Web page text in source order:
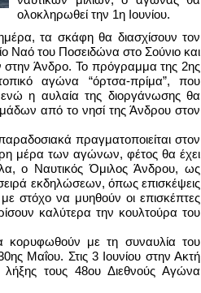
ολοκληρωθεί την 1η Ιουνίου.
τα σκάφη θα διασχίσουν τον
του Ποσειδώνα στο Σούνιο και
Άνδρο. Το πρόγραμμα της 2ης
αγώνα “όρτσα-πρίμα”, που
η αυλαία της διοργάνωσης θα
από το νησί της Άνδρου στον
πραγματοποιείται στον
μέρα των αγώνων, φέτος θα έχει
ο Ναυτικός Όμιλος Άνδρου, ως
εκδηλώσεων, όπως επισκέψεις
στόχο να μυηθούν οι επισκέπτες
καλύτερα την κουλτούρα του
κορυφωθούν με τη συναυλία του
Μαΐου. Στις 3 Ιουνίου στην Ακτή
λήξης τους 48ου Διεθνούς Αγώνα